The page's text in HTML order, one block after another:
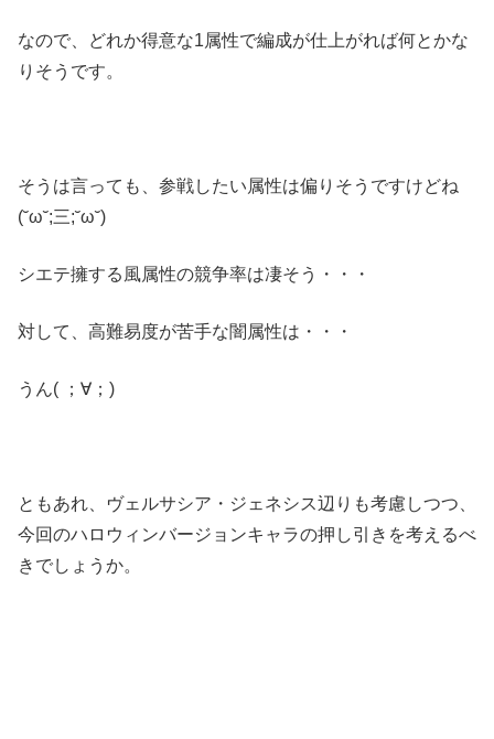
なので、どれか得意な1属性で編成が仕上がれば何とかな
りそうです。
そうは言っても、参戦したい属性は偏りそうですけどね
(˘ω˘;三;˘ω˘)
シエテ擁する風属性の競争率は凄そう・・・
対して、高難易度が苦手な闇属性は・・・
うん( ；∀；)
ともあれ、ヴェルサシア・ジェネシス辺りも考慮しつつ、
今回のハロウィンバージョンキャラの押し引きを考えるべ
きでしょうか。